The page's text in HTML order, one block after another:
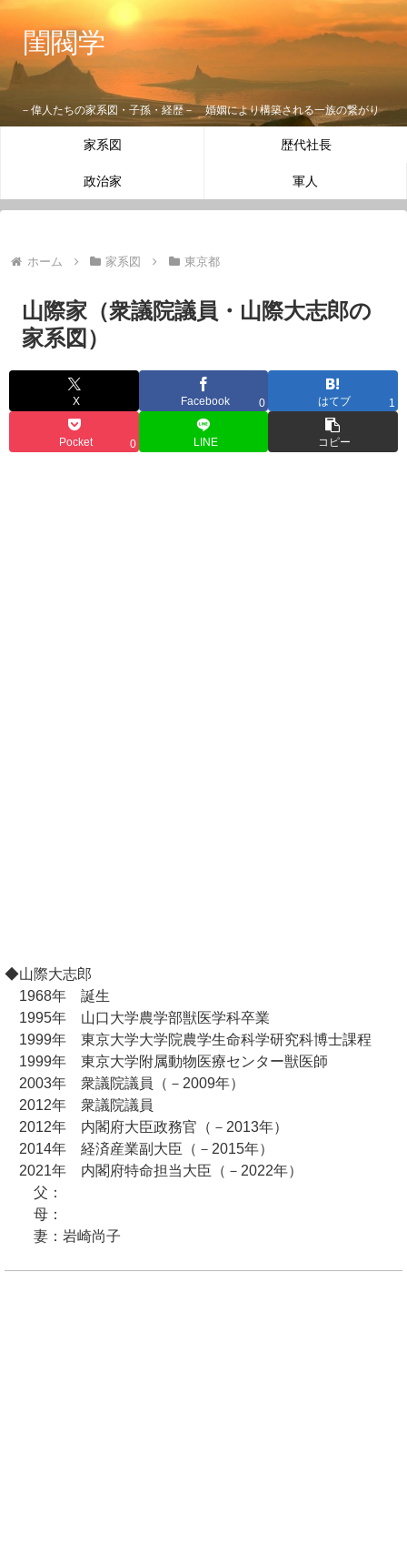
閨閥学
－偉人たちの家系図・子孫・経歴－ 婚姻により構築される一族の繋がり
家系図 歴代社長
政治家 軍人
ホーム 家系図 東京都
山際家（衆議院議員・山際大志郎の
家系図）
X Facebook 0 はてブ 1
Pocket 0 LINE コピー
◆山際大志郎
1968年 誕生
1995年 山口大学農学部獣医学科卒業
1999年 東京大学大学院農学生命科学研究科博士課程
1999年 東京大学附属動物医療センター獣医師
2003年 衆議院議員（－2009年）
2012年 衆議院議員
2012年 内閣府大臣政務官（－2013年）
2014年 経済産業副大臣（－2015年）
2021年 内閣府特命担当大臣（－2022年）
父：
母：
妻：岩崎尚子